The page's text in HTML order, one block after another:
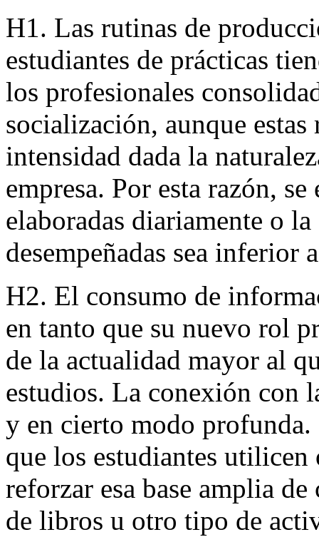
H1. Las rutinas de
estudiantes de prácticas
los profesionales
socialización, aunque
intensidad dada la
empresa. Por esta razón,
elaboradas diariamente o
desempeñadas sea inferior
H2. El consumo de
en tanto que su nuevo rol
de la actualidad mayor al
estudios. La conexión con
y en cierto modo profunda.
que los estudiantes utilicen
reforzar esa base amplia
de libros u otro tipo de